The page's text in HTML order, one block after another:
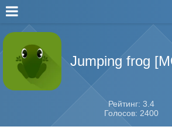
Jumping frog
Рейтинг: 3.4
Голосов: 2400